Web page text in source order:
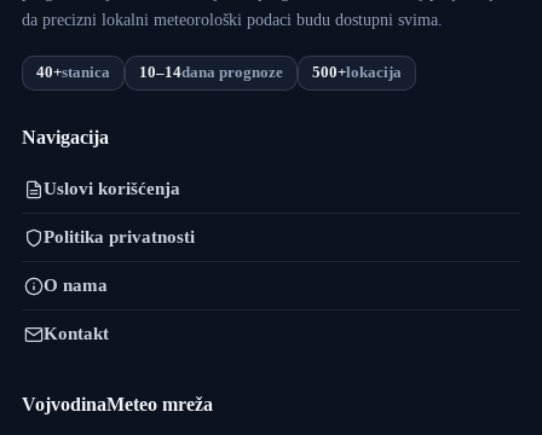
da precizni lokalni meteorološki podaci budu dostupni svima.
40+stanica 10–14dana prognoze 500+lokacija
Navigacija
Uslovi korišćenja
Politika privatnosti
O nama
Kontakt
VojvodinaMeteo mreža